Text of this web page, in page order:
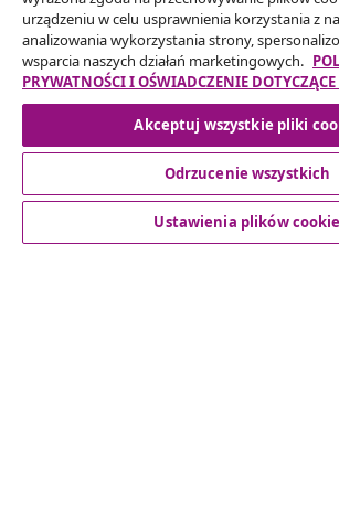
Nasze profile w mediach
Odstąpienie od umowy
Złóż wniosek o odstąpienie od
Twojego zamówienia.
Odstąpienie od
urządzeniu w celu usprawnienia korzystania z
analizowania wykorzystania strony,
wsparcia naszych działań marketingowych.
PRYWATNOŚCI I OŚWIADCZENIE
Akceptuj wszystkie pliki
Odrzucenie wszystkich
Ustawienia plików cookie